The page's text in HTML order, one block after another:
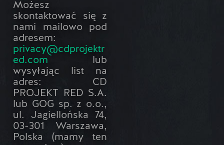
Możesz
skontaktować się z
nami mailowo pod
adresem:
privacy@cdprojektr
ed.com lub
wysyłając list na
adres: CD
PROJEKT RED S.A.
lub GOG sp. z o.o.,
ul. Jagiellońska 74,
03-301 Warszawa,
Polska (mamy ten